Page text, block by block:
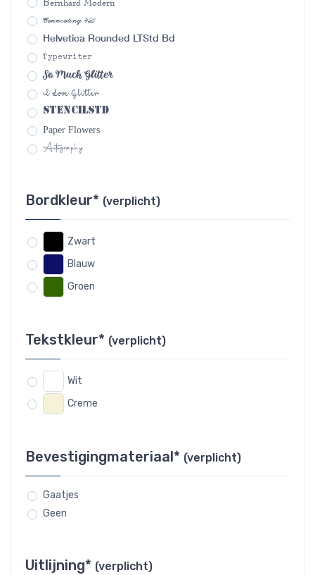
Connecting 4L
Helvetica Rounded LTStd Bd
Typewriter
So Much Glitter
I Love Glitter
StencilStd
Paper Flowers
Autography
Bordkleur* (verplicht)
Zwart
Blauw
Groen
Tekstkleur* (verplicht)
Wit
Creme
Bevestigingmateriaal* (verplicht)
Gaatjes
Geen
Uitlijning* (verplicht)